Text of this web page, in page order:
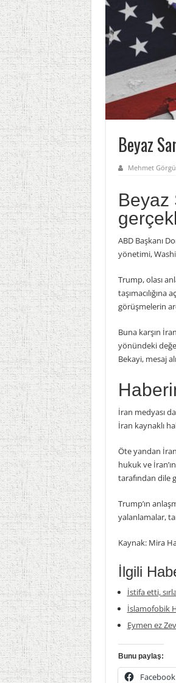
Beyaz
Mehmet
Beyaz
ABD Başkanı
yönetimi,
Trump, olası
görüşmelerin
Buna karşın
yönündeki
Bekayi, mesaj
İran medyası
İran kaynaklı
Öte yandan İran
hukuk ve
tarafından dile
Trump’ın
yalanlamalar,
Kaynak: Mira
İlgili
İstifa etti,
İslamofobik
Eymen ez
Bunu paylaş:
Facebook